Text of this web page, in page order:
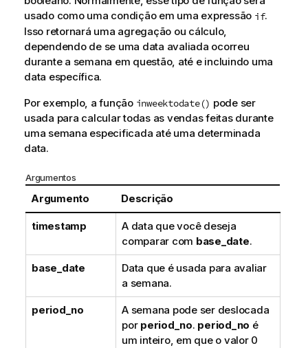
usado como uma condição em uma expressão if.
Isso retornará uma agregação ou cálculo,
dependendo de se uma data avaliada ocorreu
durante a semana em questão, até e incluindo uma
data específica.
Por exemplo, a função inweektodate() pode ser
usada para calcular todas as vendas feitas durante
uma semana especificada até uma determinada
data.
Argumentos
Argumento Descrição
timestamp
A data que você deseja
comparar com base_date.
base_date
Data que é usada para avaliar
a semana.
period_no
A semana pode ser deslocada
por period_no. period_no é
um inteiro, em que o valor 0